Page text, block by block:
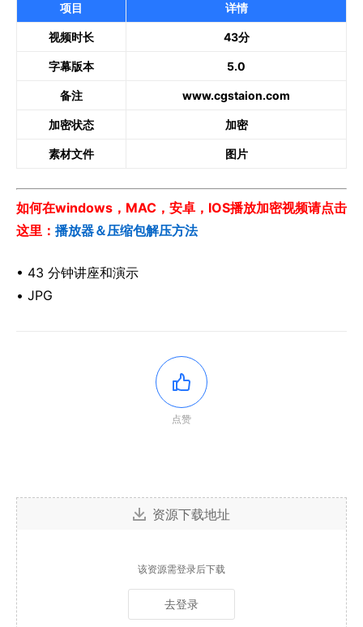
项目 详情
视频时长 43分
字幕版本 5.0
备注 www.cgstaion.com
加密状态 加密
素材文件 图片
如何在windows，MAC，安卓，IOS播放加密视频请点击
这里： 播放器＆压缩包解压方法
• 43 分钟讲座和演示
• JPG
点赞
资源下载地址
该资源需登录后下载
去登录